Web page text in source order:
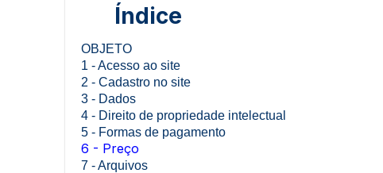
Índice
OBJETO
1 - Acesso ao site
2 - Cadastro no site
3 - Dados
4 - Direito de propriedade intelectual
5 - Formas de pagamento
6 - Preço
7 - Arquivos